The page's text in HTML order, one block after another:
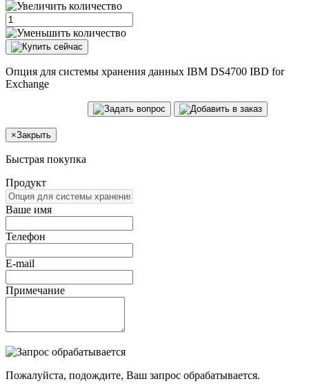
Опция для системы хранения данных IBM DS4700 IBD for
Exchange
×Закрыть
Быстрая покупка
Продукт
Ваше имя
Телефон
E-mail
Примечание
Пожалуйста, подождите, Ваш запрос обрабатывается.